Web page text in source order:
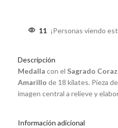
11 ¡Personas viendo
Descripción
Medalla con el Sagrado
Amarillo de 18 kilates. Pieza
imagen central a relieve y
Información adicional